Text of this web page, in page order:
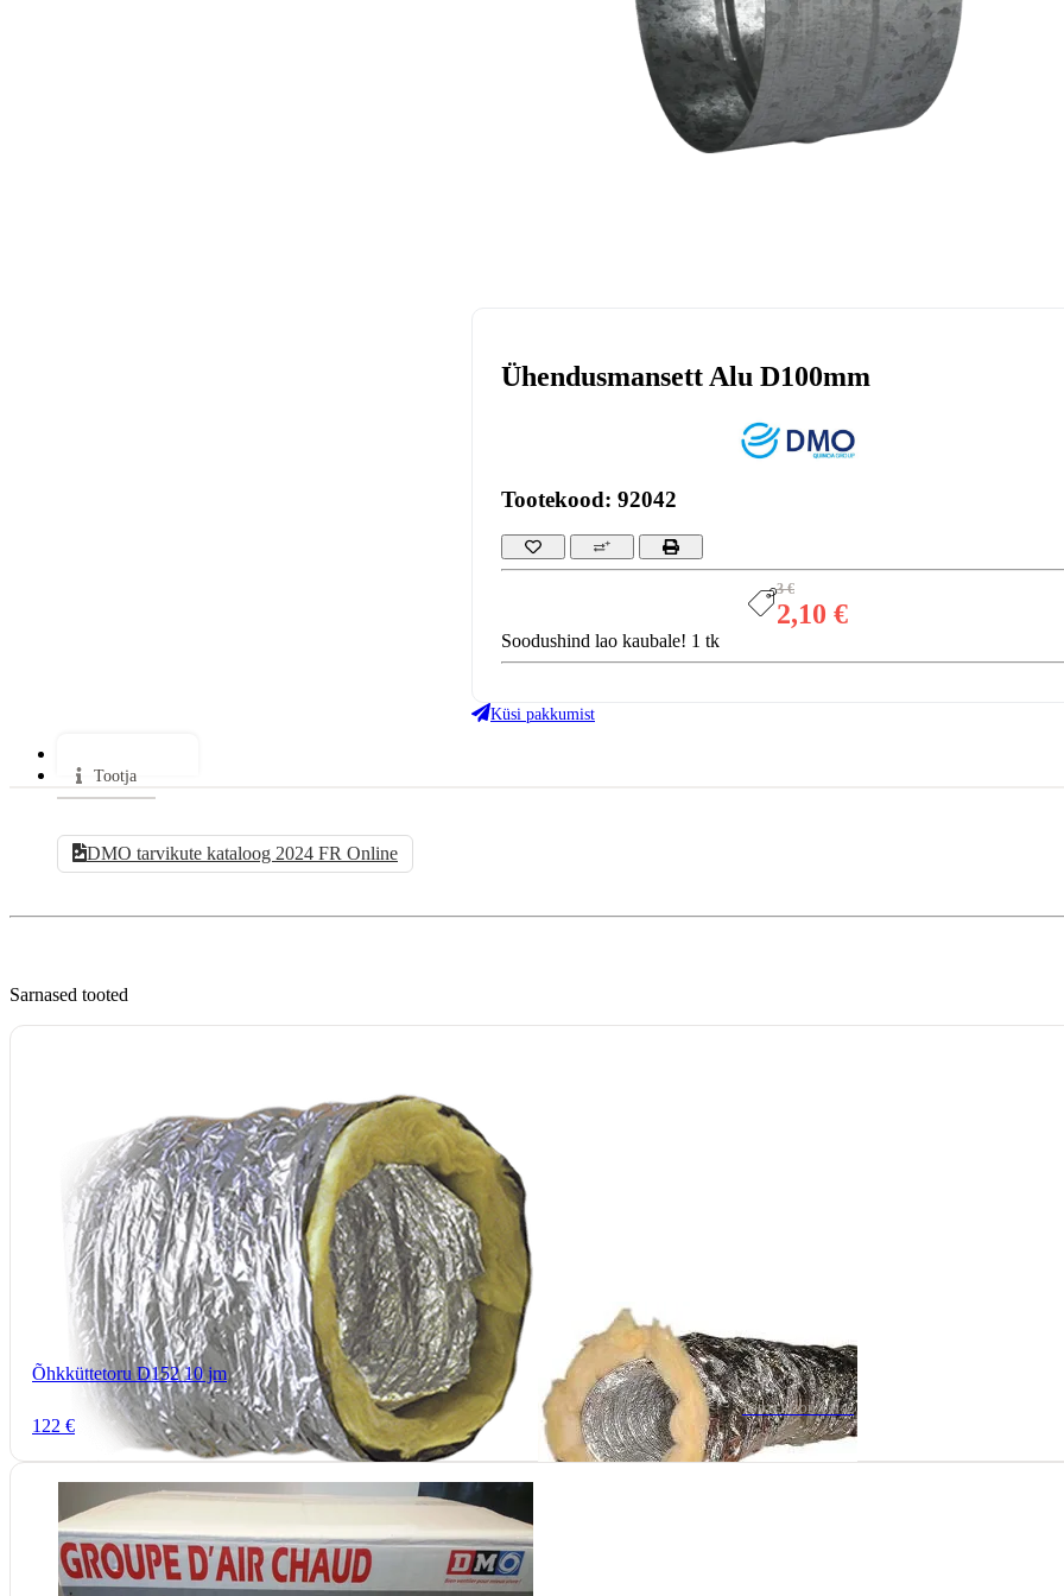
Ühendusmansett Alu D100mm
Tootekood: 92042
3 €
2,10 €
Soodushind lao kaubale! 1 tk
Küsi pakkumist
Tootja
DMO tarvikute kataloog 2024 FR Online
Sarnased tooted
Õhkküttetoru D152 10 jm
TOOTEKOOD: 92192
122 €